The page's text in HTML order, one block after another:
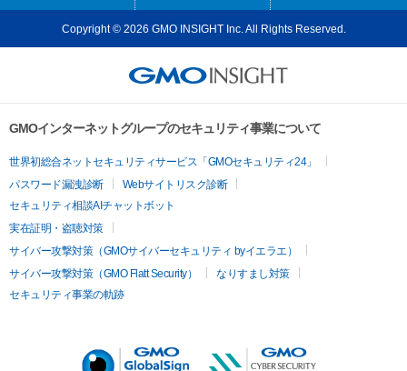
Copyright © 2026 GMO INSIGHT Inc. All Rights Reserved.
GMOインターネットグループのセキュリティ事業について
世界初総合ネットセキュリティサービス「GMOセキュリティ24」
パスワード漏洩診断
Webサイトリスク診断
セキュリティ相談AIチャットボット
実在証明・盗聴対策
サイバー攻撃対策（GMOサイバーセキュリティ byイエラエ）
サイバー攻撃対策（GMO Flatt Security）
なりすまし対策
セキュリティ事業の軌跡